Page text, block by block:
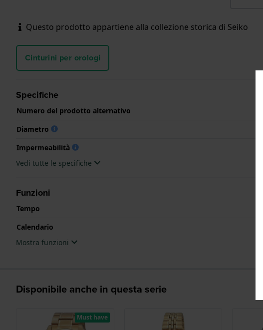
Questo prodotto appartiene alla collezione storica di Seiko
Cinturini per orologi
Specifiche
Numero del prodotto alternativo
Diametro
Impermeabilità
Vedi tutte le specifiche
Funzioni
Tempo
Calendario
Mostra funzioni
Disponibile anche in questa serie
Must have